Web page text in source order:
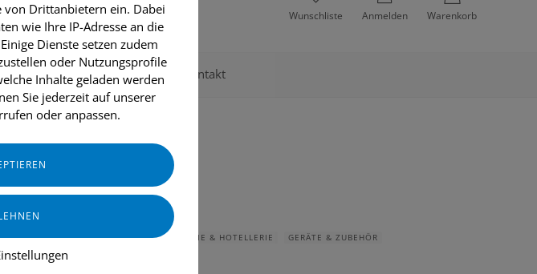
Wunschliste Anmelden Warenkorb
Über uns Kontakt
INDUSTRIE & HANDWERK GASTRONOMIE & HOTELLERIE
GERÄTE & ZUBEHÖR
RAUMLUFTTECHNIK
Drittanbietern ein. Dabei
wie Ihre IP-Adresse an die
Dienste setzen zudem
oder Nutzungsprofile
Inhalte geladen werden
Sie jederzeit auf unserer
oder anpassen.